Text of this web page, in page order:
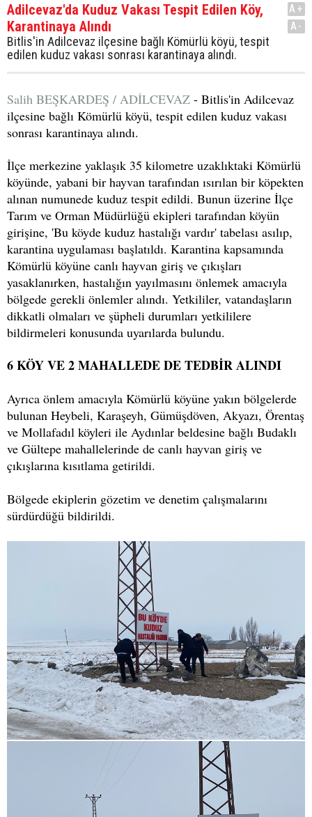
Adilcevaz'da Kuduz Vakası Tespit Edilen Köy,
Karantinaya Alındı
Bitlis'in Adilcevaz ilçesine bağlı Kömürlü köyü, tespit
edilen kuduz vakası sonrası karantinaya alındı.
A+
A-
Salih BEŞKARDEŞ / ADİLCEVAZ - Bitlis'in Adilcevaz
ilçesine bağlı Kömürlü köyü, tespit edilen kuduz vakası
sonrası karantinaya alındı.
İlçe merkezine yaklaşık 35 kilometre uzaklıktaki Kömürlü
köyünde, yabani bir hayvan tarafından ısırılan bir köpekten
alınan numunede kuduz tespit edildi. Bunun üzerine İlçe
Tarım ve Orman Müdürlüğü ekipleri tarafından köyün
girişine, 'Bu köyde kuduz hastalığı vardır' tabelası asılıp,
karantina uygulaması başlatıldı. Karantina kapsamında
Kömürlü köyüne canlı hayvan giriş ve çıkışları
yasaklanırken, hastalığın yayılmasını önlemek amacıyla
bölgede gerekli önlemler alındı. Yetkililer, vatandaşların
dikkatli olmaları ve şüpheli durumları yetkililere
bildirmeleri konusunda uyarılarda bulundu.
6 KÖY VE 2 MAHALLEDE DE TEDBİR ALINDI
Ayrıca önlem amacıyla Kömürlü köyüne yakın bölgelerde
bulunan Heybeli, Karaşeyh, Gümüşdöven, Akyazı, Örentaş
ve Mollafadıl köyleri ile Aydınlar beldesine bağlı Budaklı
ve Gültepe mahallelerinde de canlı hayvan giriş ve
çıkışlarına kısıtlama getirildi.
Bölgede ekiplerin gözetim ve denetim çalışmalarını
sürdürdüğü bildirildi.